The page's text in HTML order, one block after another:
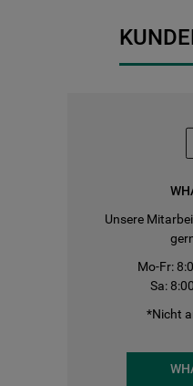
Unsere
Mo-Fr:
Sa:
*Nicht